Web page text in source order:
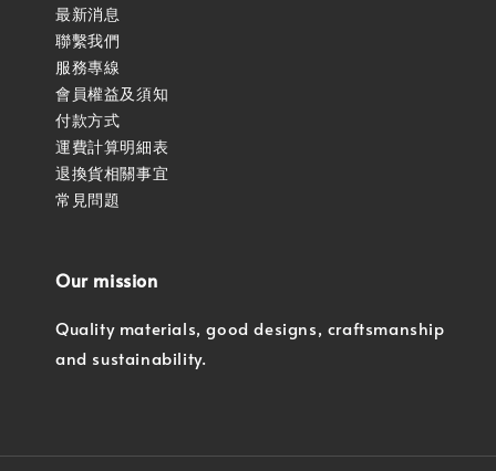
最新消息
聯繫我們
服務專線
會員權益及須知
付款方式
運費計算明細表
退換貨相關事宜
常見問題
Our mission
Quality materials, good designs, craftsmanship
and sustainability.